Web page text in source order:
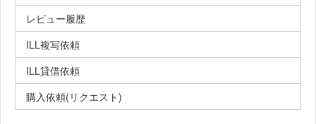
レビュー履歴
ILL複写依頼
ILL貸借依頼
購入依頼(リクエスト)